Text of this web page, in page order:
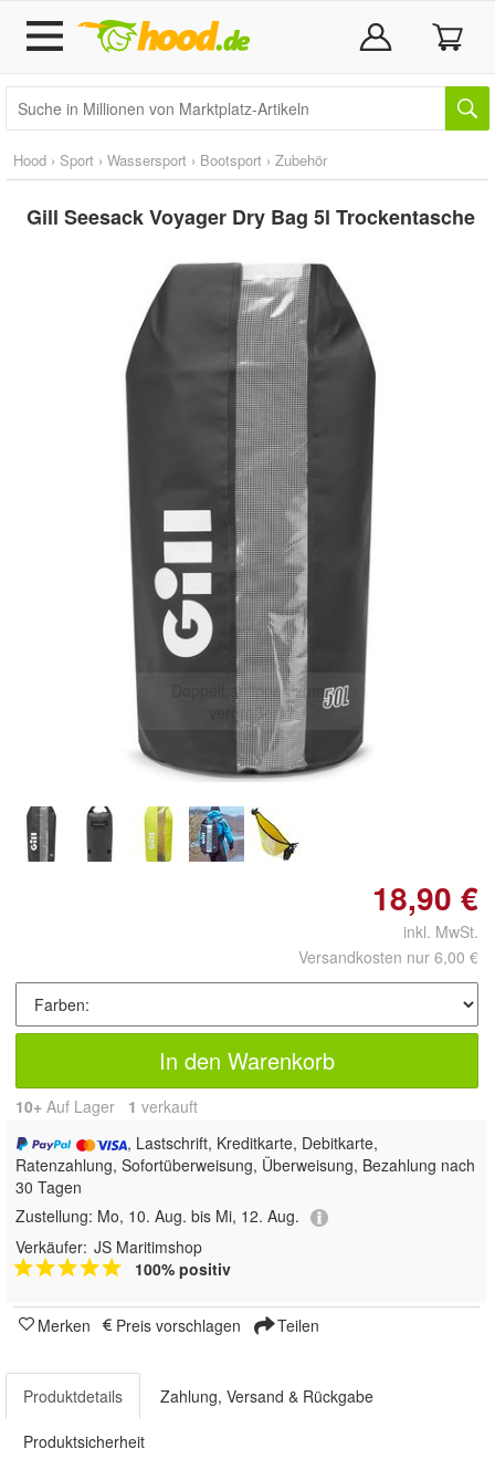
Hood › Sport › Wassersport › Bootsport › Zubehör
Gill Seesack Voyager Dry Bag 5l Trockentasche
Doppelt antippen zum
vergrößern
18,90 €
inkl. MwSt.
Versandkosten nur 6,00 €
In den Warenkorb
10+ Auf Lager 1 verkauft
, Lastschrift, Kreditkarte, Debitkarte,
Ratenzahlung, Sofortüberweisung, Überweisung, Bezahlung nach
30 Tagen
Zustellung: Mo, 10. Aug. bis Mi, 12. Aug.
Verkäufer: JS Maritimshop
100% positiv
Merken Preis vorschlagen Teilen
Produktdetails Zahlung, Versand & Rückgabe
Produktsicherheit